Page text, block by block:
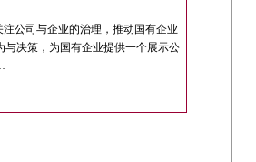
公司与企业的治理，推动国有企业
决策，为国有企业提供一个展示公